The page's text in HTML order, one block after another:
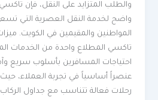
والطلب المتزايد على النقل، فإن تاكسي
واضح لخدمة النقل العصرية التي تسعى
المواطنين والمقيمين في الكويت. ميزات
تاكسي المطلاع واحدة من الخدمات
احتياجات المسافرين بأسلوب سريع
عنصراً أساسياً في تجربة العملاء، حيث
رحلات فعالة تتناسب مع جداول الركاب